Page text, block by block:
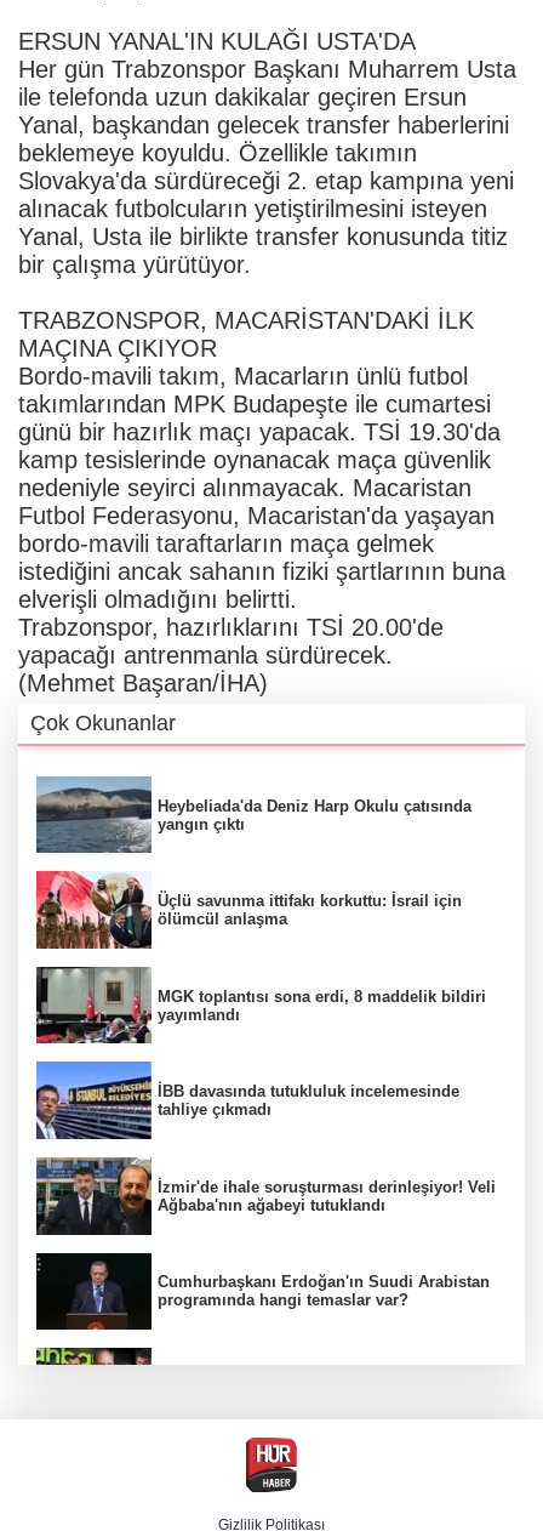
ERSUN YANAL'IN KULAĞI USTA'DA
Her gün Trabzonspor Başkanı Muharrem Usta
ile telefonda uzun dakikalar geçiren Ersun
Yanal, başkandan gelecek transfer haberlerini
beklemeye koyuldu. Özellikle takımın
Slovakya'da sürdüreceği 2. etap kampına yeni
alınacak futbolcuların yetiştirilmesini isteyen
Yanal, Usta ile birlikte transfer konusunda titiz
bir çalışma yürütüyor.
TRABZONSPOR, MACARİSTAN'DAKİ İLK
MAÇINA ÇIKIYOR
Bordo-mavili takım, Macarların ünlü futbol
takımlarından MPK Budapeşte ile cumartesi
günü bir hazırlık maçı yapacak. TSİ 19.30'da
kamp tesislerinde oynanacak maça güvenlik
nedeniyle seyirci alınmayacak. Macaristan
Futbol Federasyonu, Macaristan'da yaşayan
bordo-mavili taraftarların maça gelmek
istediğini ancak sahanın fiziki şartlarının buna
elverişli olmadığını belirtti.
Trabzonspor, hazırlıklarını TSİ 20.00'de
yapacağı antrenmanla sürdürecek.
(Mehmet Başaran/İHA)
Çok Okunanlar
Heybeliada'da Deniz Harp Okulu çatısında
yangın çıktı
Üçlü savunma ittifakı korkuttu: İsrail için
ölümcül anlaşma
MGK toplantısı sona erdi, 8 maddelik bildiri
yayımlandı
İBB davasında tutukluluk incelemesinde
tahliye çıkmadı
İzmir'de ihale soruşturması derinleşiyor! Veli
Ağbaba'nın ağabeyi tutuklandı
Cumhurbaşkanı Erdoğan'ın Suudi Arabistan
programında hangi temaslar var?
MGK Cumhurbaşkanlığı Külliyesi'nde kritik
gündemle toplandı
Gizlilik Politikası